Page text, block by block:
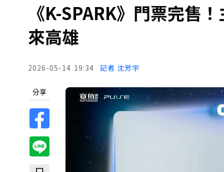
《K-SPARK》門票完售
來高雄
2026-05-14 19:34 記者 沈芳宇
分享